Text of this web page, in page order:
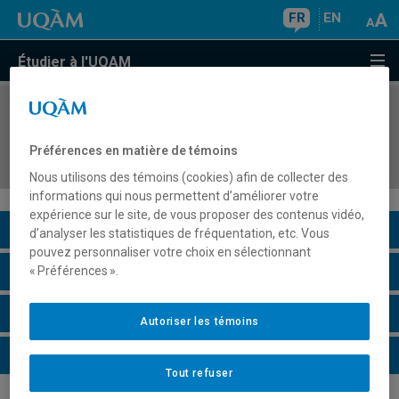
FR EN
Étudier à l'UQAM
COURS//
gestion des propriétés immobilières
Description du cours
Horaire - Été 2026
Horaire - Automne 2026
Horaire - Hiver 2027
Préférences en matière de témoins
Nous utilisons des témoins (cookies) afin de collecter des
informations qui nous permettent d’améliorer votre
expérience sur le site, de vous proposer des contenus vidéo,
d’analyser les statistiques de fréquentation, etc. Vous
pouvez personnaliser votre choix en sélectionnant
« Préférences ».
Tout refuser
Autoriser les témoins